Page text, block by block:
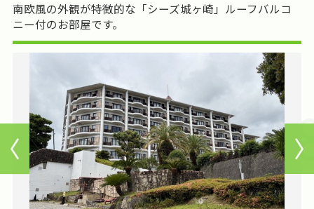
南欧風の外観が特徴的な「シーズ城ヶ崎」ルーフバルコ
ニー付のお部屋です。